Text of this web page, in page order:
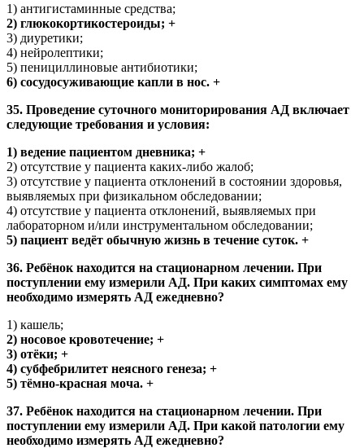
1) антигистаминные средства;
2) глюкокортикостероиды; +
3) диуретики;
4) нейролептики;
5) пенициллиновые антибиотики;
6) сосудосуживающие капли в нос. +
35. Проведение суточного мониторирования АД включает
следующие требования и условия:
1) ведение пациентом дневника; +
2) отсутствие у пациента каких-либо жалоб;
3) отсутствие у пациента отклонений в состоянии здоровья,
выявляемых при физикальном обследовании;
4) отсутствие у пациента отклонений, выявляемых при
лабораторном и/или инструментальном обследовании;
5) пациент ведёт обычную жизнь в течение суток. +
36. Ребёнок находится на стационарном лечении. При
поступлении ему измерили АД. При каких симптомах ему
необходимо измерять АД ежедневно?
1) кашель;
2) носовое кровотечение; +
3) отёки; +
4) субфебрилитет неясного генеза; +
5) тёмно-красная моча. +
37. Ребёнок находится на стационарном лечении. При
поступлении ему измерили АД. При какой патологии ему
необходимо измерять АД ежедневно?